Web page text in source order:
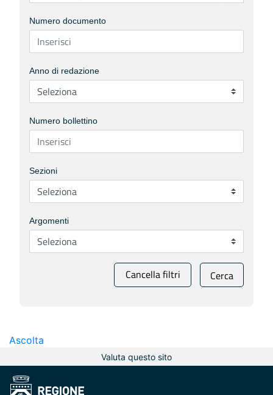
Numero documento
Anno di redazione
Numero bollettino
Sezioni
Argomenti
Cancella filtri Cerca
Ascolta
Valuta questo sito